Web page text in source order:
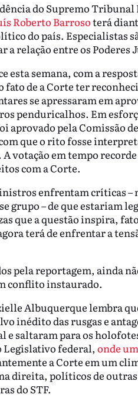
do Supremo Tribunal
Roberto Barrosoterá
do país. Especialistas
a relação entre os
esta semana, com a
fato de a Corte ter
se apressaram em
penduricalhos. Em
aprovado pela Comissão
que o rito fosse
votação em tempo
com a Corte.
enfrentam críticas –
grupo – de que estariam
que a questão inspira,
terá de enfrentar a
pela reportagem, ainda
conflito instaurado.
Albuquerque lembra
inédito das rusgas e
saltaram para os
Legislativo federal,onde
a Corte em um
direita, políticos de
do STF.